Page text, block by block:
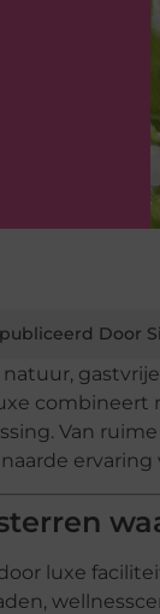
Door
Van
luxe